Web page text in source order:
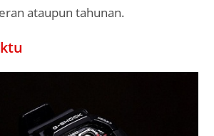
ataupun tahunan.